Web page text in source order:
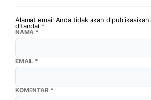
Alamat email Anda tidak akan dipublikasikan.
ditandai *
KOMENTAR*
NAMA *
EMAIL*